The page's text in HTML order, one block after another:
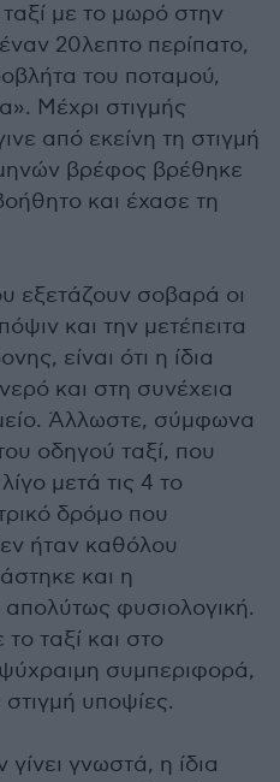
με το μωρό στην
20λεπτο περίπατο,
του ποταμού,
Μέχρι στιγμής
από εκείνη τη στιγμή
βρέφος βρέθηκε
και έχασε τη
εξετάζουν σοβαρά οι
και την μετέπειτα
είναι ότι η ίδια
και στη συνέχεια
Άλλωστε, σύμφωνα
οδηγού ταξί, που
μετά τις 4 το
δρόμο που
ήταν καθόλου
και η
φυσιολογική.
ταξί και στο
συμπεριφορά,
υποψίες.
γνωστά, η ίδια